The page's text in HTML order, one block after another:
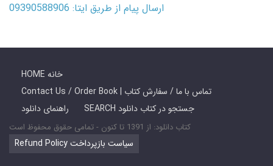
ارسال پیام از طریق ایتا: 09390588906
HOME خانه
Contact Us / Order Book | تماس با ما / سفارش کتاب
راهنمای دانلود
SEARCH جستجو در کتاب دانلود
کتاب دانلود: از 1391 تا کنون - تمامی حقوق محفوظ است
Refund Policy سیاست بازپرداخت